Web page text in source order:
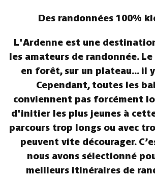
Des randonnées 100%
L'Ardenne est une
les amateurs de randonnée.
en forêt, sur un plateau... il
Cependant, toutes les
conviennent pas forcément
d'initier les plus jeunes à
parcours trop longs ou avec
peuvent vite décourager.
nous avons sélectionné
meilleurs itinéraires de